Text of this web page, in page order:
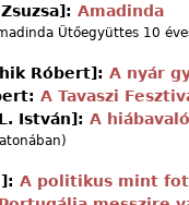
Amadinda
Ütőegyüttes 10
Róbert]: A nyár
A Tavaszi
István]: A
A politikus mint